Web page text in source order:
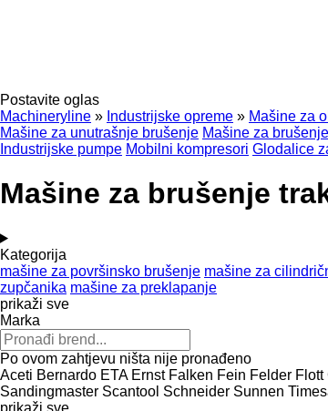
Postavite oglas
Machineryline » Industrijske opreme » Mašine za
Mašine za unutrašnje brušenje Mašine za
Industrijske pumpe Mobilni kompresori Glodalice
Mašine za brušenje
Kategorija
mašine za površinsko brušenje mašine za
zupčanika mašine za preklapanje
prikaži sve
Marka
Po ovom zahtjevu ništa nije pronađeno
Aceti Bernardo ETA Ernst Falken Fein Felder Flott
Sandingmaster Scantool Schneider Sunnen
prikaži sve